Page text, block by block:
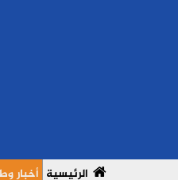
الرئيسية أخبار